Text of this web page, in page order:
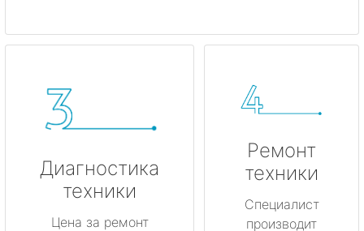
Диагностика
техники
Цена за ремонт
Ремонт
техники
Специалист
производит